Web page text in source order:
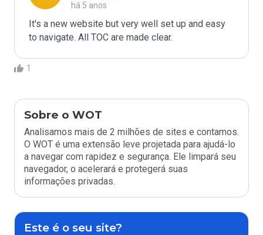
há 5 anos
It's a new website but very well set up and easy
to navigate. All TOC are made clear.
1
Sobre o WOT
Analisamos mais de 2 milhões de sites e contamos.
O WOT é uma extensão leve projetada para ajudá-lo
a navegar com rapidez e segurança. Ele limpará seu
navegador, o acelerará e protegerá suas
informações privadas.
Este é o seu site?